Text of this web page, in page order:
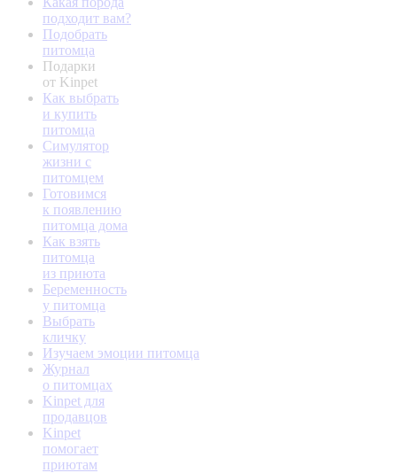
подходит вам?
Подобрать
питомца
Подарки
от Kinpet
Как выбрать
и купить
питомца
Симулятор
жизни с
питомцем
Готовимся
к появлению
питомца дома
Как взять
питомца
из приюта
Беременность
у питомца
Выбрать
кличку
Изучаем эмоции питомца
Журнал
о питомцах
Kinpet для
продавцов
Kinpet
помогает
приютам